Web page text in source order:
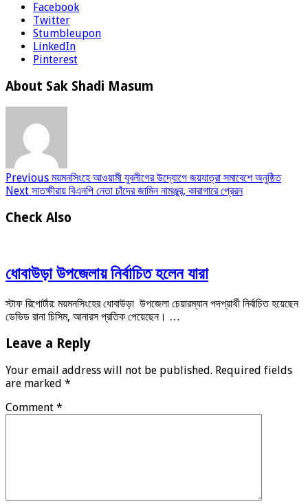
Facebook
Twitter
Stumbleupon
LinkedIn
Pinterest
About Sak Shadi Masum
Previous ময়মনসিংহে আওয়ামী যুবলীগের উদ্যোগে জয়যাত্রা সমাবেশে অনুষ্ঠিত
Next সাতক্ষীরায় বিএনপি নেতা চাঁদের জামিন নামঞ্জুর, কারাগারে প্রেরন
Check Also
ধোবাউড়া উপজেলায় নির্বাচিত হলেন যারা
স্টাফ রিপোর্টার: ময়মনসিংহের ধোবাউড়া উপজেলা চেয়ারম্যান পদপ্রার্থী নির্বাচিত হয়েছেন
ডেভিড রানা চিসিম, আনারস প্রতিক পেয়েছেন। …
Leave a Reply
Your email address will not be published. Required fields
are marked *
Comment *